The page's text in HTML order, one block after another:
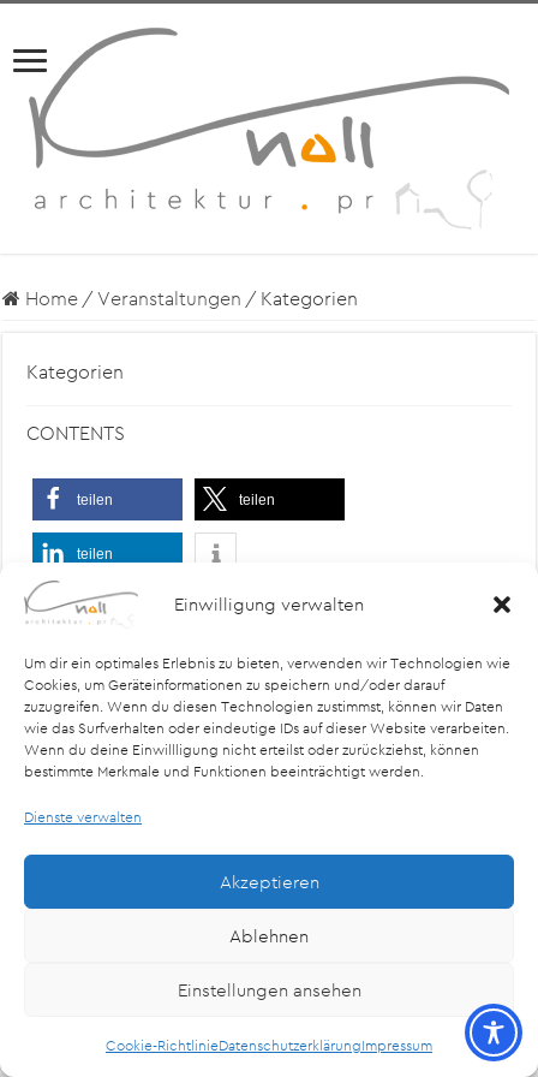
Einwilligung verwalten
Um dir ein optimales Erlebnis zu bieten, verwenden wir Technologien wie
Cookies, um Geräteinformationen zu speichern und/oder darauf
zuzugreifen. Wenn du diesen Technologien zustimmst, können wir Daten
wie das Surfverhalten oder eindeutige IDs auf dieser Website verarbeiten.
Wenn du deine Einwillligung nicht erteilst oder zurückziehst, können
bestimmte Merkmale und Funktionen beeinträchtigt werden.
Dienste verwalten
Akzeptieren
Ablehnen
Einstellungen ansehen
Cookie-RichtlinieDatenschutzerklärungImpressum
Home/Veranstaltungen /Kategorien
Kategorien
CONTENTS
teilen teilen
teilen
© Copyright 2026, All Rights Reserved Knoll PR